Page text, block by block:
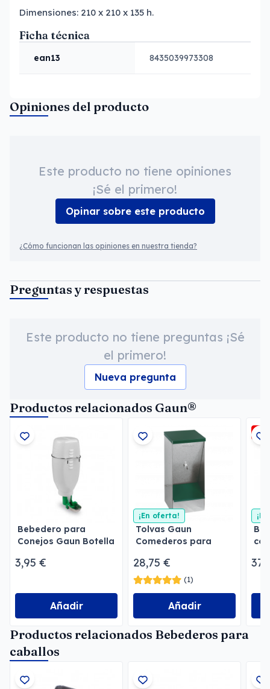
Dimensiones: 210 x 210 x 135 h.
Ficha técnica
ean13 8435039973308
Opiniones del producto
Este producto no tiene opiniones
¡Sé el primero!
Opinar sobre este producto
¿Cómo funcionan las opiniones en nuestra tienda?
Preguntas y respuestas
Este producto no tiene preguntas ¡Sé
el primero!
Nueva pregunta
Productos relacionados Gaun®
Bebedero para
Conejos Gaun Botella
3,95 €
Añadir
¡En oferta!
Tolvas Gaun
Comederos para
28,75 €
(1)
Añadir
-
Productos relacionados Bebederos para
caballos